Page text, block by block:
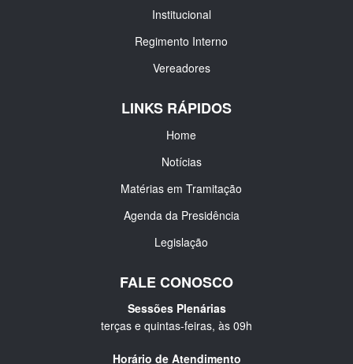
Institucional
Regimento Interno
Vereadores
LINKS RÁPIDOS
Home
Notícias
Matérias em Tramitação
Agenda da Presidência
Legislação
FALE CONOSCO
Sessões Plenárias
terças e quintas-feiras, às 09h
Horário de Atendimento